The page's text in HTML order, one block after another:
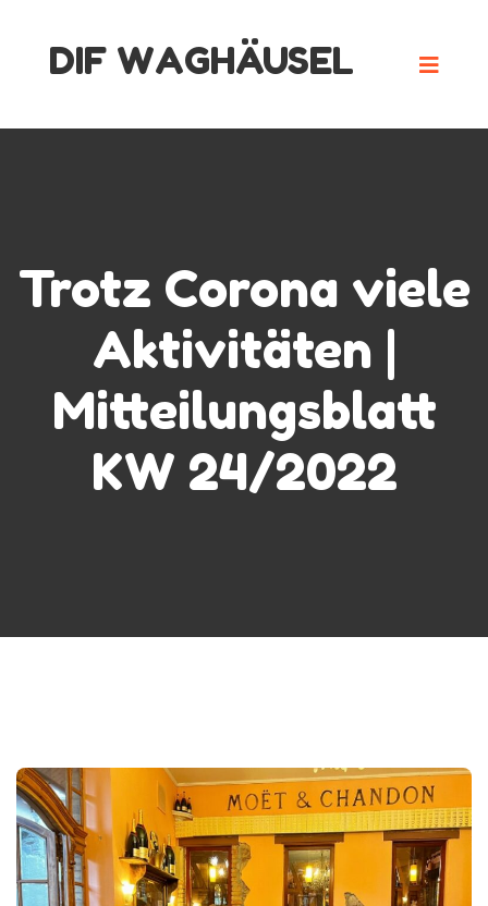
DIF WAGHÄUSEL
Trotz Corona viele
Aktivitäten |
Mitteilungsblatt
KW 24/2022